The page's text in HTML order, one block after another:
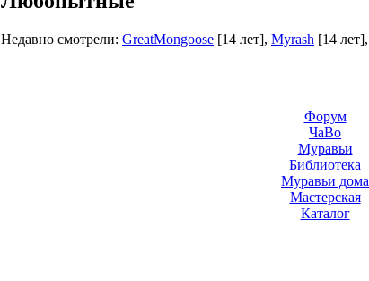
Недавно смотрели: GreatMongoose [14 лет], Myrash [14 лет],
Форум
ЧаВо
Муравьи
Библиотека
Муравьи дома
Мастерская
Каталог